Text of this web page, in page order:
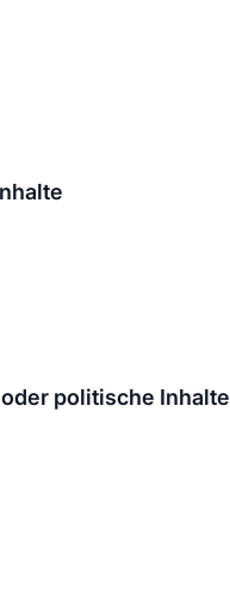
politische Inhalte